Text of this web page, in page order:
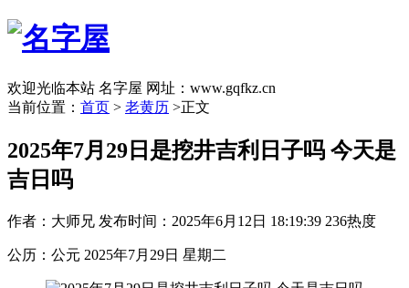
欢迎光临本站 名字屋 网址：www.gqfkz.cn
当前位置： 首页 > 老黄历 >正文
2025年7月29日是挖井吉利日子吗 今天是
吉日吗
作者：大师兄 发布时间：2025年6月12日 18:19:39 236热度
公历：公元 2025年7月29日 星期二